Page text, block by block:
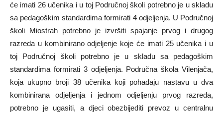
će imati 26 učenika i u toj Područnoj školi potrebno je u skladu
sa pedagoškim standardima formirati 4 odjeljenja. U Područnoj
školi Miostrah potrebno je izvršiti spajanje prvog i drugog
razreda u kombinirano odjeljenje koje će imati 25 učenika i u
toj Područnoj školi potrebno je u skladu sa pedagoškim
standardima formirati 3 odjeljenja. Područna škola Vilenjača,
koja ukupno broji 38 učenika koji pohađaju nastavu u dva
kombinirana odjeljenja i jednom odjeljenju prvog razreda,
potrebno je ugasiti, a djeci obezbijediti prevoz u centralnu